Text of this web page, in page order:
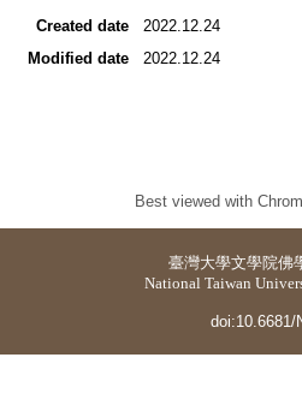
Created date
2022.12.24
Modified date
2022.12.24
Best viewed with
臺灣大學文學院佛
National Taiwan
doi:10.6681/